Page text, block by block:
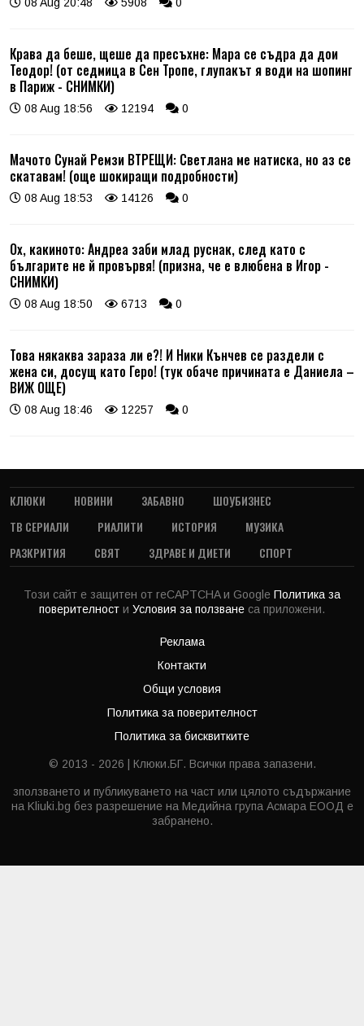
Крава да беше, щеше да пресъхне: Мара се съдра да дои
Теодор! (от седмица в Сен Тропе, глупакът я води на шопинг
в Париж - СНИМКИ)
08 Aug 18:56 12194 0
Мачото Сунай Ремзи ВТРЕЩИ: Светлана ме натиска, но аз се
скатавам! (още шокиращи подробности)
08 Aug 18:53 14126 0
Ох, какиното: Андреа заби млад руснак, след като с
българите не й провървя! (призна, че е влюбена в Игор -
СНИМКИ)
08 Aug 18:50 6713 0
Това някаква зараза ли е?! И Ники Кънчев се раздели с
жена си, досущ като Геро! (тук обаче причината е Даниела –
ВИЖ ОЩЕ)
08 Aug 18:46 12257 0
КЛЮКИ НОВИНИ ЗАБАВНО
ШОУБИЗНЕС
ТВ СЕРИАЛИ
РИАЛИТИ ИСТОРИЯ
МУЗИКА
РАЗКРИТИЯ
СВЯТ ЗДРАВЕ И ДИЕТИ СПОРТ
Този сайт е защитен от reCAPTCHA и Google Политика за
поверителност и Условия за ползване са приложени.
Реклама
Контакти
Общи условия
Политика за поверителност
Политика за бисквитките
© 2013 - 2026 | Клюки.БГ. Всички права запазени.
зползването и публикуването на част или цялото съдържание
на Kliuki.bg без разрешение на Медийна група Асмара ЕООД е
забранено.